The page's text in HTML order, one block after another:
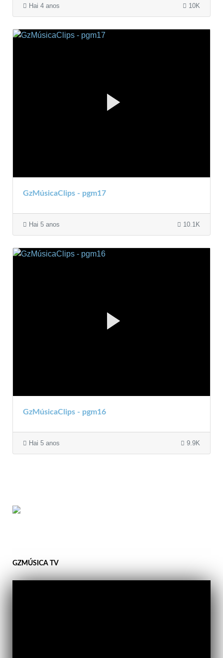
Hai 4 anos 10K
GzMúsicaClips - pgm17
Hai 5 anos 10.1K
GzMúsicaClips - pgm16
Hai 5 anos 9.9K
GZMÚSICA TV